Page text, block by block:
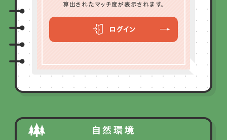
算出されたマッチ度が表示されます。
ログイン
自然環境